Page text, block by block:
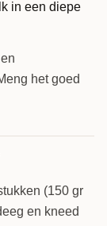
het goed
(150 gr
en kneed